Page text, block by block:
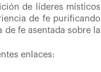
de líderes místicos
de fe purificando
de fe asentada sobre la
enlaces: